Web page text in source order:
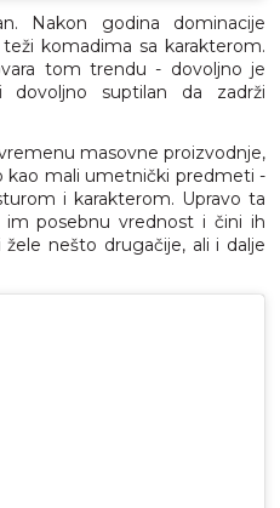
Nakon godina dominacije
komadima sa karakterom.
tom trendu - dovoljno je
suptilan da zadrži
masovne proizvodnje,
mali umetnički predmeti -
i karakterom. Upravo ta
im posebnu vrednost i čini ih
nešto drugačije, ali i dalje